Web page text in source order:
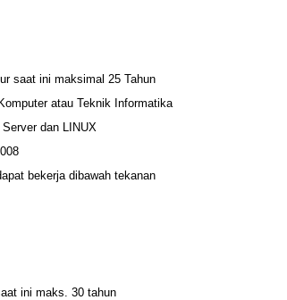
saat ini maksimal 25 Tahun
atau Teknik Informatika
dan LINUX
bekerja dibawah tekanan
ini maks. 30 tahun